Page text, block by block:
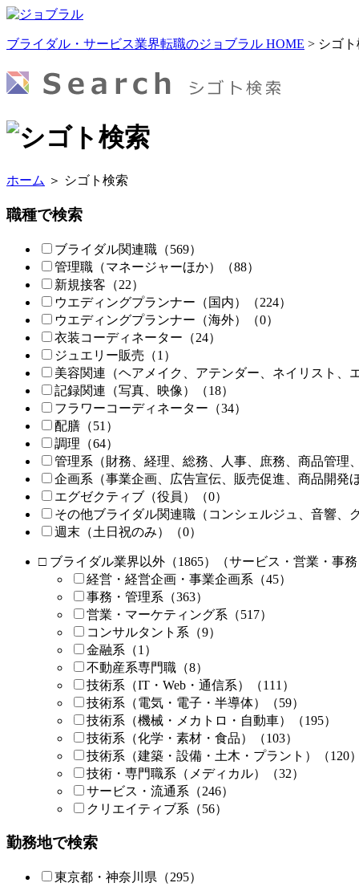
ブライダル・サービス業界転職のジョブラル HOME > シゴ
ホーム ＞ シゴト検索
職種で検索
ブライダル関連職 （569）
管理職 （マネージャーほか）
（88）
新規接客 （22）
ウエディングプランナー （国内）
（224）
ウエディングプランナー （海外）
（0）
衣装コーディネーター （24）
ジュエリー販売 （1）
美容関連 （ヘアメイク、アテンダー、ネイリスト、
記録関連 （写真、映像）
（18）
フラワーコーディネーター （34）
配膳 （51）
調理 （64）
管理系（財務、経理、総務、人事、庶務、商品管理
企画系 （事業企画、広告宣伝、販売促進、商品開発
エグゼクティブ （役員）
（0）
その他ブライダル関連職 （コンシェルジュ、音響
週末 （土日祝のみ） （0）
□ ブライダル業界以外 （1865）
（サービス・営業・事
経営・経営企画・事業企画系 （45）
事務・管理系 （363）
営業・マーケティング系 （517）
コンサルタント系 （9）
金融系 （1）
不動産系専門職 （8）
技術系 （IT・Web・通信系）
（111）
技術系 （電気・電子・半導体）
（59）
技術系 （機械・メカトロ・自動車）
（195）
技術系 （化学・素材・食品）
（103）
技術系 （建築・設備・土木・プラント）
（120
技術・専門職系 （メディカル）
（32）
サービス・流通系 （246）
クリエイティブ系 （56）
勤務地で検索
東京都・神奈川県 （295）